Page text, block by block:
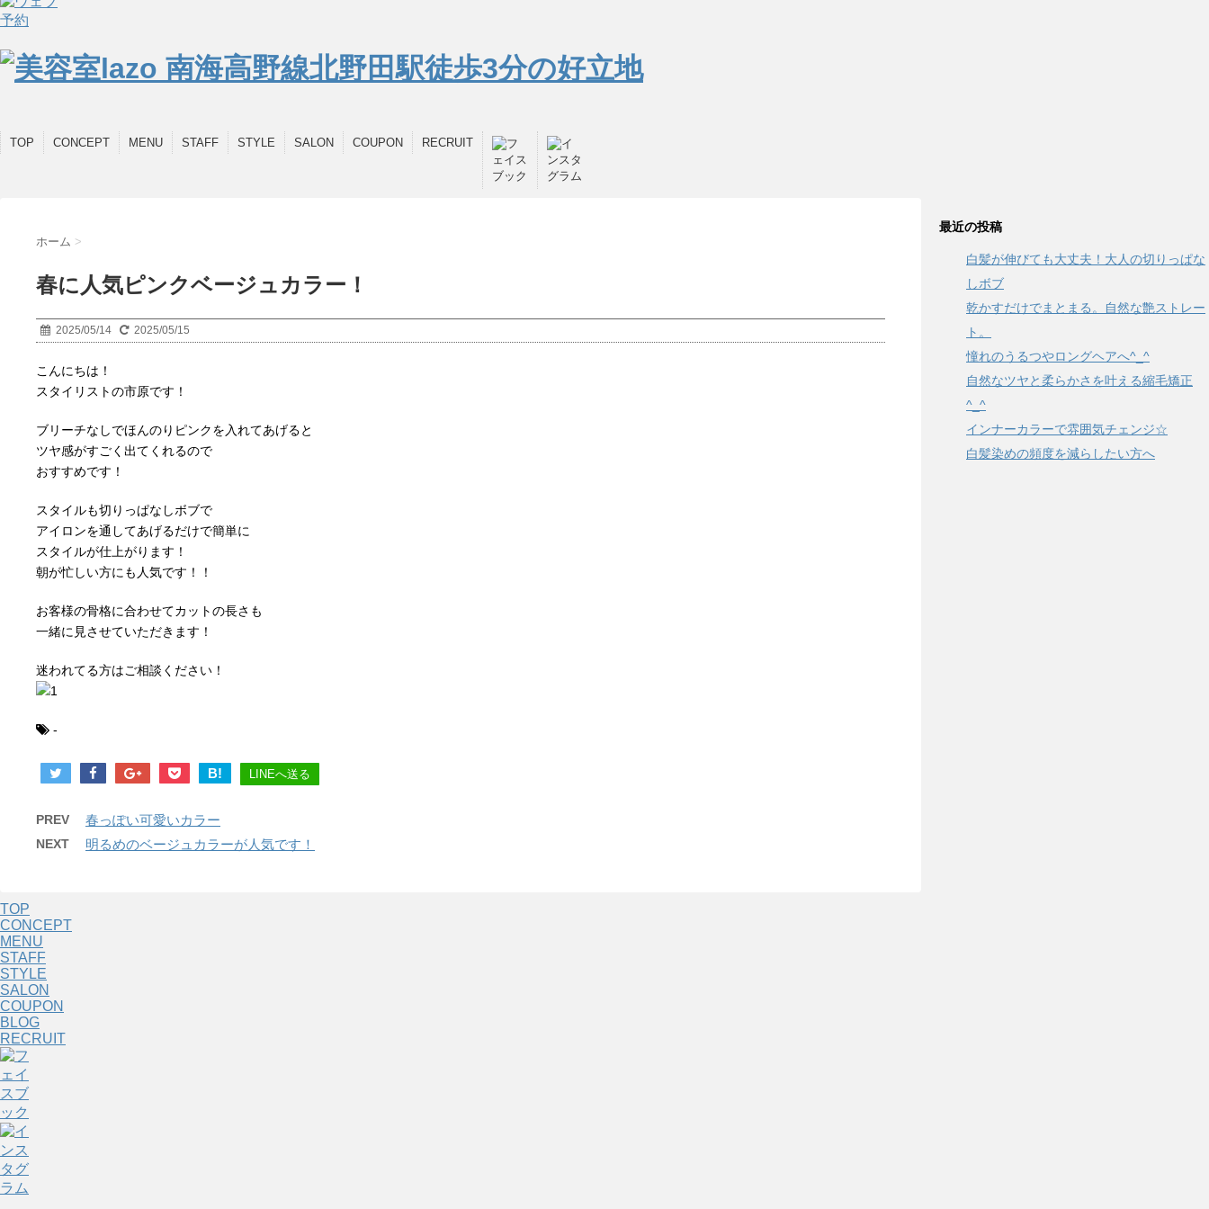
TOP CONCEPT MENU STAFF STYLE SALON COUPON RECRUIT
ホーム >
春に人気ピンクベージュカラー！
2025/05/14 2025/05/15
こんにちは！
スタイリストの市原です！
ブリーチなしでほんのりピンクを入れてあげると
ツヤ感がすごく出てくれるので
おすすめです！
スタイルも切りっぱなしボブで
アイロンを通してあげるだけで簡単に
スタイルが仕上がります！
朝が忙しい方にも人気です！！
お客様の骨格に合わせてカットの長さも
一緒に見させていただきます！
迷われてる方はご相談ください！
-
B! LINEへ送る
PREV 春っぽい可愛いカラー
NEXT 明るめのベージュカラーが人気です！
最近の投稿
白髪が伸びても大丈夫！大人の切りっぱな
しボブ
乾かすだけでまとまる。自然な艶ストレー
ト。
憧れのうるつやロングヘアへ^_^
自然なツヤと柔らかさを叶える縮毛矯正
^_^
インナーカラーで雰囲気チェンジ☆
白髪染めの頻度を減らしたい方へ
TOP
CONCEPT
MENU
STAFF
STYLE
SALON
COUPON
BLOG
RECRUIT